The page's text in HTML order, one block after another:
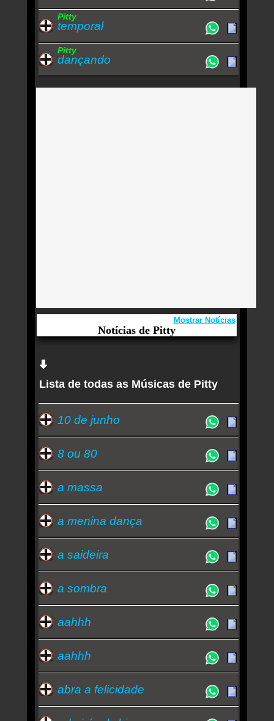
Pitty
temporal
Pitty
dançando
Notícias de Pitty
Mostrar Notícias
Aqui você curte Pitty e seus Sucessos, Antigas,
Novas e os Lançamentos.
Linda Ramalho canta Pitty e Dudu Falcão em
álbum ao vivo sem se afastar das 'eternas ondas'
do pai, Zé Ramalho
Pitty compõe para álbum que idealiza como
‘pesado, dançante, sexy, raivoso’
compositoras do Brasil 'canetam'
próximo álbum
Pitty compõe para álbum que idealiza como
Pitty compõe para álbum que idealiza como
Notas roqueiras: Pitty Paulo SS Sandinistas
Quem ouve Pitty tambem ouve: - zé ramalho-
avenida brasil (novela) -
Essa semana a música mais ouvida é me adora -
Pitty
Lista de todas as Músicas de Pitty
10 de junho
8 ou 80
a massa
a menina dança
a saideira
a sombra
aahhh
aahhh
abra a felicidade